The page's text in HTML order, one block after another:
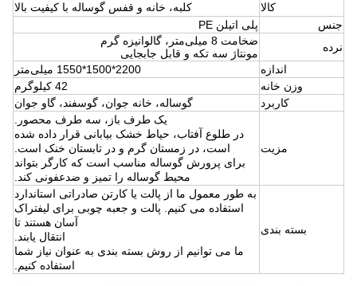
کالا
کلبه، خانه و قفس گوساله با کیفیت بالا
جنس
پلی اتیلن PE
نرده
ضخامت 8 میلی‌متر، گالوانیزه گرم
مونتاژ سه تکه و قابل جابجایی
اندازه
2200*1500*1550 میلی‌متر
وزن خانه
42 کیلوگرم
کاربرد
گوساله، خانه جوان، گوسفند، گاو جوان
مزیت
یک طرف باز، سه طرف محصور.
در طلوع آفتاب، حیاط خشک بیابانی قرار داده شده
است، در زمستان گرم و در تابستان خنک است.
برای پرورش گوساله مناسب است که کارگر بتواند
محیط گوساله را تمیز و ضدعفونی کند.
بسته بندی
به طور معمول ما از پالت یا کارتن صادراتی استاندارد
استفاده می کنیم. پالت و جعبه چوبی برای لیفتراک
آسان هستند تا
انتقال یابند.
ما می توانیم از روش بسته بندی به عنوان نیاز شما
استفاده کنیم.